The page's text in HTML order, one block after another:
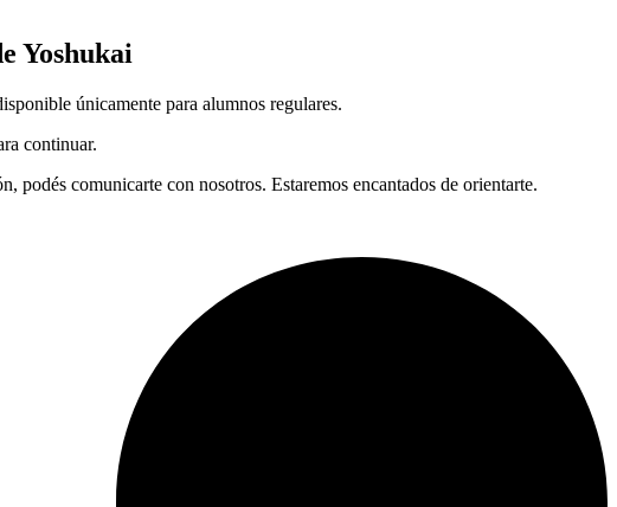
Yoshukai
únicamente para alumnos regulares.
continuar.
comunicarte con nosotros. Estaremos encantados de orientarte.